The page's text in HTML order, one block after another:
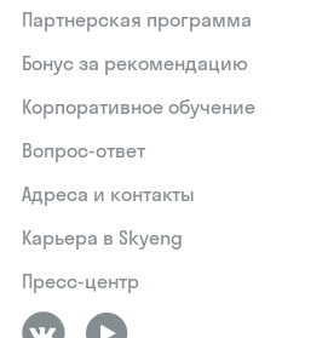
Партнерская программа
Бонус за рекомендацию
Корпоративное обучение
Вопрос-ответ
Адреса и контакты
Карьера в Skyeng
Пресс-центр